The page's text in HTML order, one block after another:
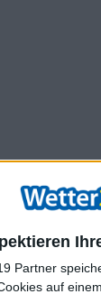
Partner
auf